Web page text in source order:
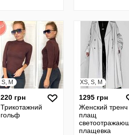
S, M
220 грн
Трикотажний
гольф
XS, S, M
1295 грн
Женский тренч
плащ
плащевка